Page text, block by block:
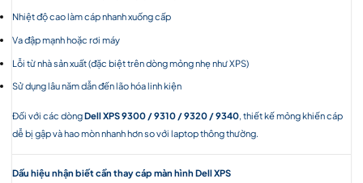
Nhiệt độ cao làm cáp nhanh xuống cấp
Va đập mạnh hoặc rơi máy
Lỗi từ nhà sản xuất (đặc biệt trên dòng mỏng nhẹ như XPS)
Sử dụng lâu năm dẫn đến lão hóa linh kiện
Đối với các dòngDell XPS 9300 / 9310 / 9320 / 9340, thiết kế mỏng khiến cáp
dễ bị gập và hao mòn nhanh hơn so với laptop thông thường.
Dấu hiệu nhận biết cần thay cáp màn hình Dell XPS